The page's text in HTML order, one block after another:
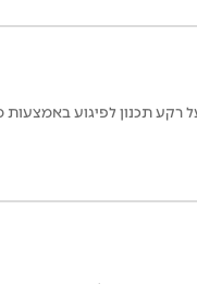
רקע תכנון לפיגוע